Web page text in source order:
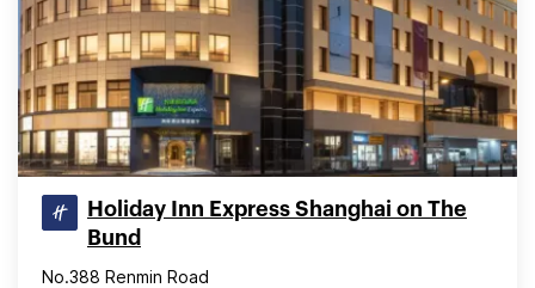
Holiday Inn Express Shanghai on The
Bund
No.388 Renmin Road